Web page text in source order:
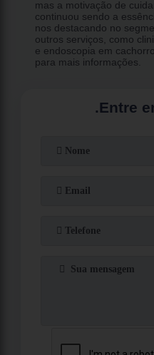
mas a motivação de
continuou sendo a
nos destacando no
outros serviços, como
e endoscopia em
para mais informações.
.Entre